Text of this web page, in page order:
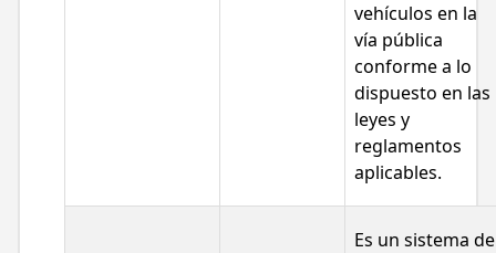
vehículos en la
vía pública
conforme a lo
dispuesto en las
leyes y
reglamentos
aplicables.
Es un sistema de